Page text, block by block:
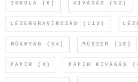
ISKOLA (6) KIVÁGÁS (52)
LÉZERGRAVÍROZÁS (112)
MŰANYAG (54) MŰSZER (18)
PAPÍR (4) PAPÍR KIVÁGÁS